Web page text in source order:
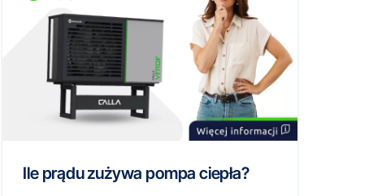
Ile prądu zużywa pompa ciepła?